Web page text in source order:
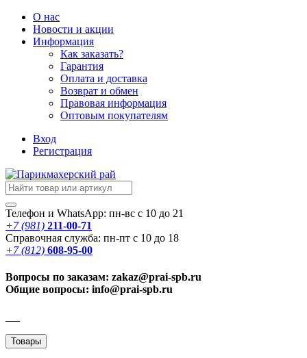
О нас
Новости и акции
Информация
Как заказать?
Гарантия
Оплата и доставка
Возврат и обмен
Правовая информация
Оптовым покупателям
Вход
Регистрация
Телефон и WhatsApp: пн-вс с 10 до 21
+7 (981) 211-00-71
Справочная служба: пн-пт с 10 до 18
+7 (812) 608-95-00
Вопросы по заказам: zakaz@prai-spb.ru
Общие вопросы: info@prai-spb.ru
Товары